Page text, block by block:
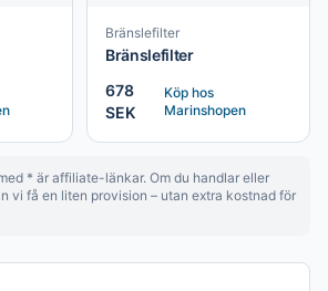
Bränslefilter
Bränslefilter
678
SEK
Köp hos
Marinshopen
* är affiliate-länkar. Om du handlar eller
vi få en liten provision – utan extra kostnad för